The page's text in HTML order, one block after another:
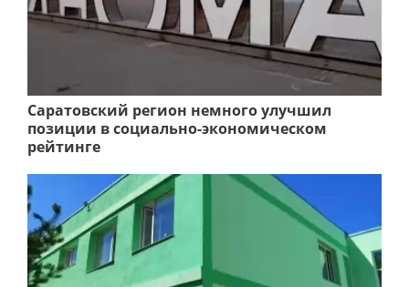
Саратовский регион немного улучшил
позиции в социально-экономическом
рейтинге